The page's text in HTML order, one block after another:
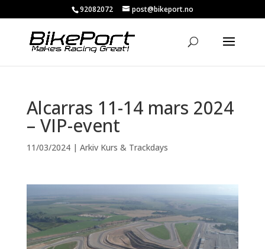
92082072 post@bikeport.no
Alcarras 11-14 mars 2024
– VIP-event
11/03/2024| Arkiv Kurs & Trackdays